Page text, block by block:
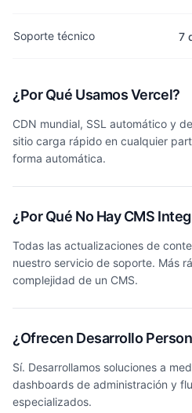
Soporte técnico 7
¿Por Qué Usamos Vercel?
CDN mundial, SSL automático y
sitio carga rápido en cualquier
forma automática.
¿Por Qué No Hay CMS
Todas las actualizaciones de
nuestro servicio de soporte. Más
complejidad de un CMS.
¿Ofrecen Desarrollo
Sí. Desarrollamos soluciones a
dashboards de administración y
especializados.